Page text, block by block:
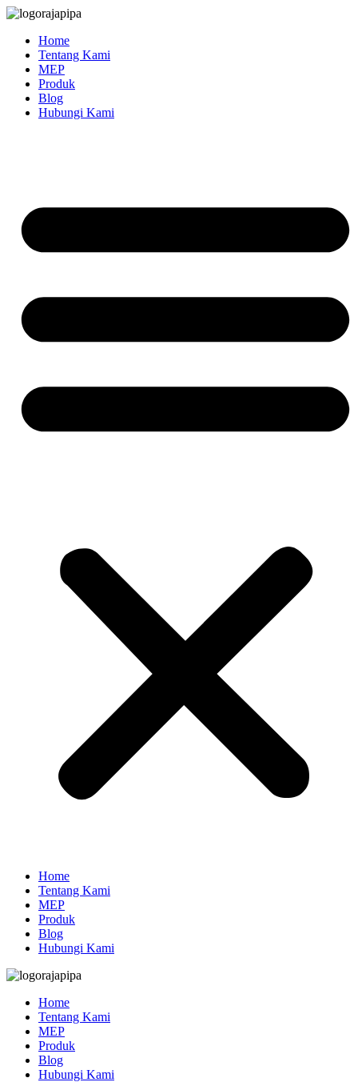
Skip
contentHome
Tentang Kami
MEP
Produk
Blog
Hubungi Kami
Home
Tentang Kami
MEP
Produk
Blog
Hubungi Kami
Home
Tentang Kami
MEP
Produk
Blog
Hubungi Kami